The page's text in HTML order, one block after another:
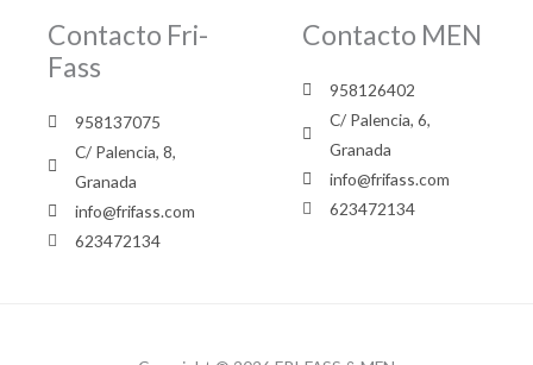
Contacto Fri-
Fass
958137075
C/ Palencia, 8,
Granada
info@frifass.com
623472134
Contacto MEN
958126402
C/ Palencia, 6,
Granada
info@frifass.com
623472134